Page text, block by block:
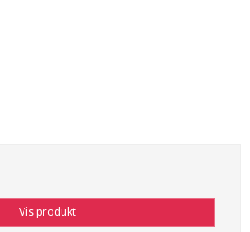
Vis produkt